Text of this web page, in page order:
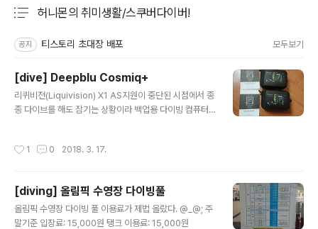
허니몬의 취미생활/스쿠버다이버!
공지 티스토리 초대장 배포 모두보기
[dive] Deepblu Cosmiq+
리퀴비전(Liquivision) X1 AS지원이 중단된 시점에서 종
종 다이브를 해도 잠기는 상황이라 백업용 다이빙 컴퓨터
야도 쨍하다!
1 0 2018. 3. 17.
[diving] 올림픽 수영장 다이빙풀
올림픽 수영장 다이빙 풀 이용료가 제법 올랐다. @_@; 주
말기준 입장료: 15,000원 탱크 이용료: 15,000원